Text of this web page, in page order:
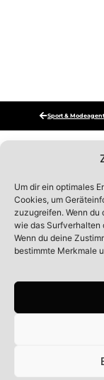
Um dir ein optimales
Cookies, um
zuzugreifen. Wenn
wie das Surfverhalten
Wenn du deine
bestimmte Merkmale
Sport &